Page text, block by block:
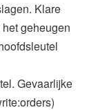
Klare
geheugen
Gevaarlijke